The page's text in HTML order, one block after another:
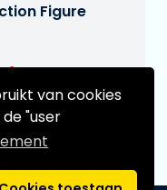
van cookies
"user
Figure